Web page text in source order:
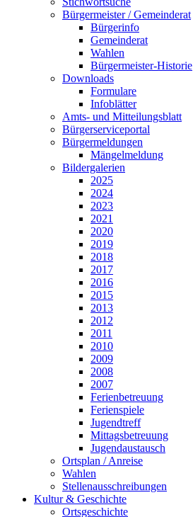
Bürgermeister / Gemeinderat
Bürgerinfo
Gemeinderat
Wahlen
Bürgermeister-Historie
Downloads
Formulare
Infoblätter
Amts- und Mitteilungsblatt
Bürgerserviceportal
Bürgermeldungen
Mängelmeldung
Bildergalerien
2025
2024
2023
2021
2020
2019
2018
2017
2016
2015
2013
2012
2011
2010
2009
2008
2007
Ferienbetreuung
Ferienspiele
Jugendtreff
Mittagsbetreuung
Jugendaustausch
Ortsplan / Anreise
Wahlen
Stellenausschreibungen
Kultur & Geschichte
Ortsgeschichte